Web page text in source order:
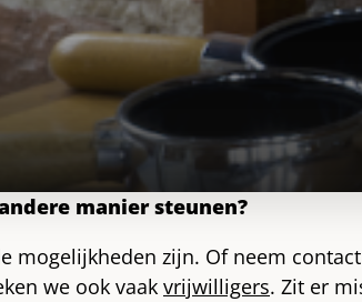
manier steunen?
mogelijkheden zijn. Of neem
we ook vaak vrijwilligers. Zit er